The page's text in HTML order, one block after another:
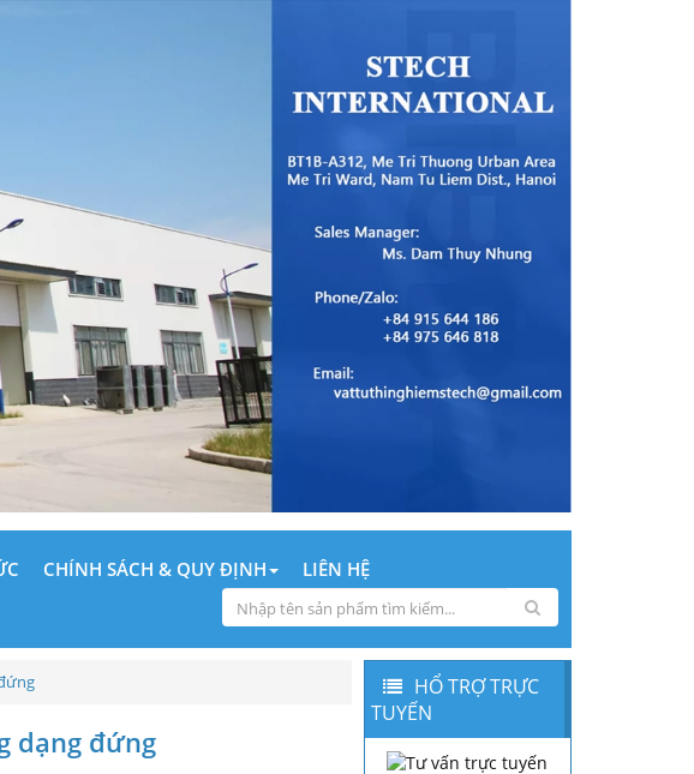
CHÍNH SÁCH & QUY ĐỊNH LIÊN HỆ
dạng đứng
HỔ TRỢ TRỰC
TUYẾN